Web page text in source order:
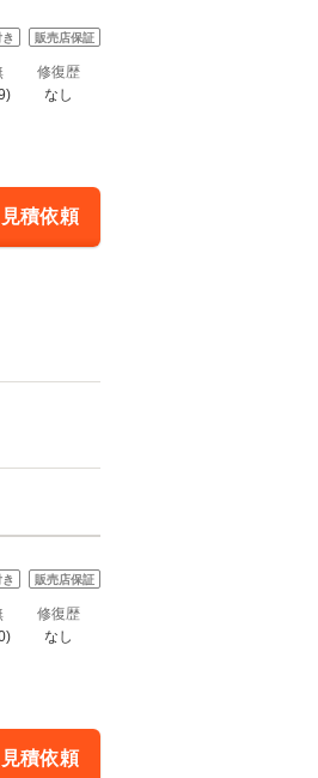
販売店保証
修復歴
なし
積依頼
販売店保証
修復歴
なし
積依頼